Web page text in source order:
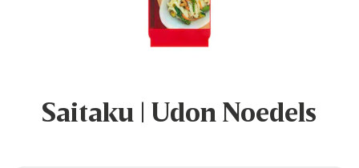
Saitaku | Udon Noedels